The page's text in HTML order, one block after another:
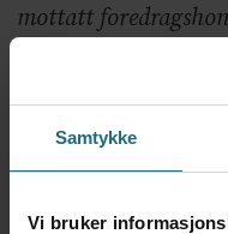
Samtykke
Vi bruker
mottatt
som markedsfører
Zwart og Flinstad
forskningsstøtte fra
Øst.